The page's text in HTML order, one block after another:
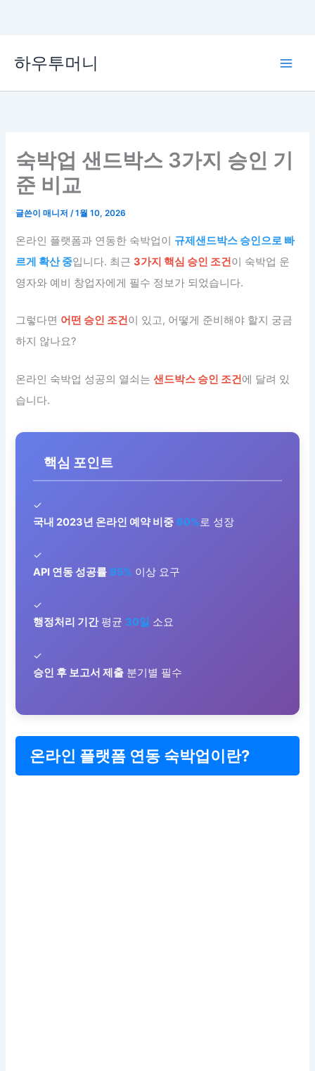
로
하우투머니
숙박업 샌드박스 3가지 승인 기
준 비교
글쓴이매니저/1월 10, 2026
온라인 플랫폼과 연동한 숙박업이 규제샌드박스 승인으로 빠
르게 확산 중입니다. 최근3가지 핵심 승인 조건이 숙박업 운
영자와 예비 창업자에게 필수 정보가 되었습니다.
그렇다면 어떤 승인 조건이 있고, 어떻게 준비해야 할지 궁금
하지 않나요?
온라인 숙박업 성공의 열쇠는샌드박스 승인 조건에 달려 있
습니다.
핵심 포인트
✓
국내 2023년 온라인 예약 비중 60%로 성장
✓
API 연동 성공률 95% 이상 요구
✓
행정처리 기간평균 30일 소요
✓
승인 후 보고서 제출 분기별 필수
온라인 플랫폼 연동 숙박업이란?